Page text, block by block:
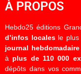
À PROPOS
Hebdo25 éditions
d’infos localesle plus
journal hebdomadaire
à plus de 110 000
dépôts dans vos